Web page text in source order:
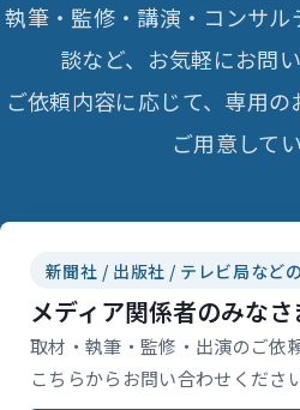
執筆・監修・講演・コンサ
談など、お気軽にお問
ご依頼内容に応じて、専用
ご用意してい
新聞社 / 出版社 / テレビ局など
メディア関係者のみなさ
取材・執筆・監修・出演のご依頼
こちらからお問い合わせくださ